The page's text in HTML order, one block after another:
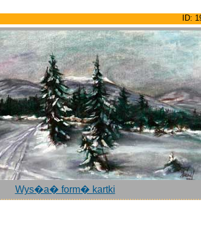
ID:
Wys�a� form� kartki